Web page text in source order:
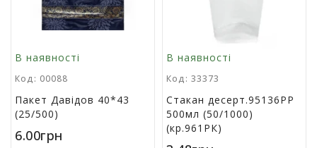
ц
н
т
В наявності
Код: 00088
Пакет Давідов 40*43
(25/500)
6.00грн
В наявності
Код: 33373
Стакан десерт.95136РР
500мл (50/1000)
(кр.961РК)